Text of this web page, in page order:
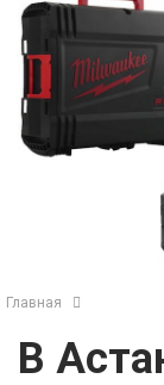
Главная
В